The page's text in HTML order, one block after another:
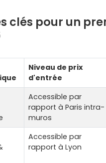
clés pour un
Niveau de prix
d'entrée
Accessible par
rapport à Paris intra-
muros
Accessible par
rapport à Lyon